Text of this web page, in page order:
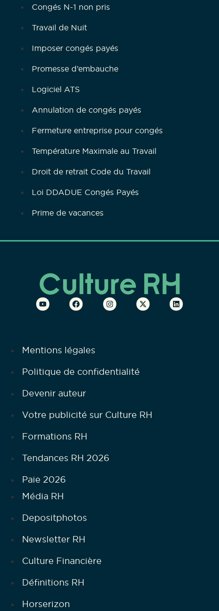
Congés N-1 non pris
Travail de Nuit
Imposer congés payés
Promesse d’embauche
Logiciel ATS
Annulation de congés payés
Fermeture entreprise pour congés
Température Maximale au Travail
Droit de retrait Code du Travail
Loi DDADUE Congés Payés
Prime de vacances
Mentions légales
Politique de confidentialité
Devenir auteur
Votre publicité sur Culture RH
Formations RH
Tendances RH 2026
Paie 2026
Média RH
Depositphotos
Newsletter RH
Culture Financière
Définitions RH
Horserizon